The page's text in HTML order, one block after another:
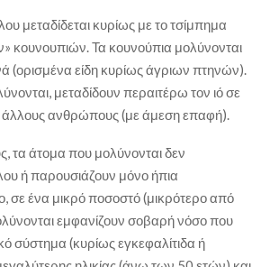
μεταδίδεται κυρίως με το τσίμπημα
κουνουπιών. Τα κουνούπια μολύνονται
(ορισμένα είδη κυρίως άγριων πτηνών).
μεταδίδουν περαιτέρω τον ιό σε
ανθρώπους (με άμεση επαφή).
τα άτομα που μολύνονται δεν
ή παρουσιάζουν μόνο ήπια
ένα μικρό ποσοστό (μικρότερο από
εμφανίζουν σοβαρή νόσο που
σύστημα (κυρίως εγκεφαλίτιδα ή